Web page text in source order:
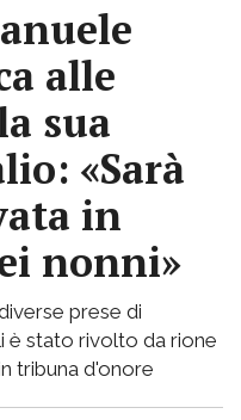
alle
sua
«Sarà
in
nonni»
prese di
è stato rivolto da rione
tribuna d'onore